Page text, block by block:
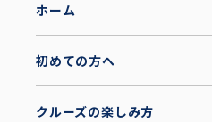
ホーム
初めての方へ
クルーズの楽しみ方